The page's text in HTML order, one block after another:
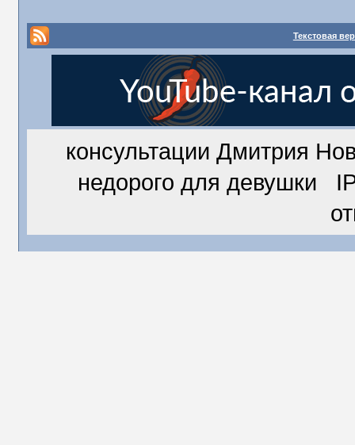
Текстовая
консультации Дмитрия
недорого для девушки